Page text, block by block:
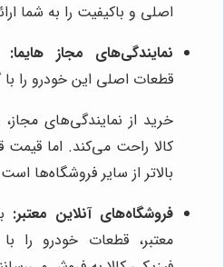
اصلی و باکیفیت را به شما
نمایندگی‌های مجاز هایما:
قطعات اصلی این خودرو را با
خرید از نمایندگی‌های
کالا راحت می‌کند. اما قیمت
بالاتر از سایر فروشگاه‌ها
فروشگاه‌های آنلاین معتبر:
معتبر، قطعات خودرو